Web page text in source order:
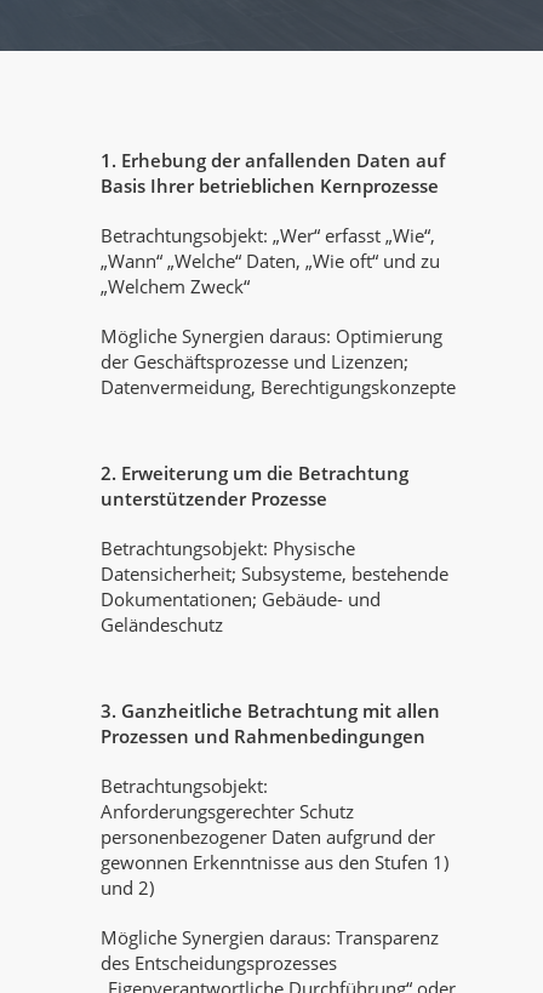
1. Erhebung der anfallenden Daten auf
Basis Ihrer betrieblichen Kernprozesse
Betrachtungsobjekt: „Wer“ erfasst „Wie“,
„Wann“ „Welche“ Daten, „Wie oft“ und zu
„Welchem Zweck“
Mögliche Synergien daraus: Optimierung
der Geschäftsprozesse und Lizenzen;
Datenvermeidung, Berechtigungskonzepte
2. Erweiterung um die Betrachtung
unterstützender Prozesse
Betrachtungsobjekt: Physische
Datensicherheit; Subsysteme, bestehende
Dokumentationen; Gebäude- und
Geländeschutz
3. Ganzheitliche Betrachtung mit allen
Prozessen und Rahmenbedingungen
Betrachtungsobjekt:
Anforderungsgerechter Schutz
personenbezogener Daten aufgrund der
gewonnen Erkenntnisse aus den Stufen 1)
und 2)
Mögliche Synergien daraus: Transparenz
des Entscheidungsprozesses